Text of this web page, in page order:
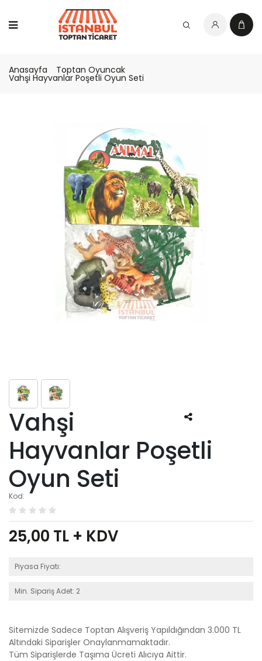
Anasayfa Toptan Oyuncak
Vahşi Hayvanlar Poşetli Oyun Seti
Vahşi
Hayvanlar Poşetli
Oyun Seti
Kod:
25,00 TL + KDV
Piyasa Fiyatı:
Min. Sipariş Adet: 2
Sitemizde Sadece Toptan Alışveriş Yapıldığından 3.000 TL
Altındaki Siparişler Onaylanmamaktadır.
Tüm Siparişlerde Taşıma Ücreti Alıcıya Aittir.